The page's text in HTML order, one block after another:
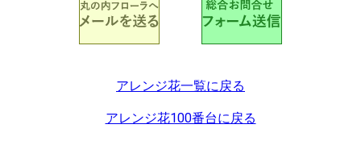
アレンジ花一覧に戻る
アレンジ花100番台に戻る